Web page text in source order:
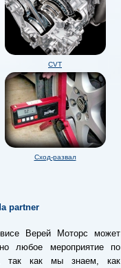
CVT
Сход-развал
partner
Верей Моторс может
любое мероприятие по
так как мы знаем, как